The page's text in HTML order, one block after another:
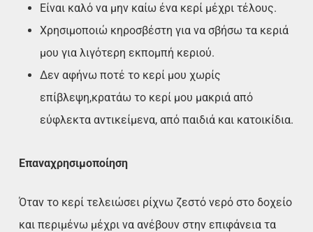
Είναι καλό να μην καίω ένα κερί μέχρι τέλους.
Χρησιμοποιώ κηροσβέστη για να σβήσω τα κεριά
μου για λιγότερη εκπομπή κεριού.
Δεν αφήνω ποτέ το κερί μου χωρίς
επίβλεψη,κρατάω το κερί μου μακριά από
εύφλεκτα αντικείμενα, από παιδιά και κατοικίδια.
Επαναχρησιμοποίηση
Όταν το κερί τελειώσει ρίχνω ζεστό νερό στο δοχείο
και περιμένω μέχρι να ανέβουν στην επιφάνεια τα